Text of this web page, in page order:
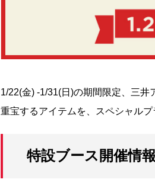
1/22(金) -1/31(日)の期間限定、三
重宝するアイテムを、スペシャルプ
特設ブース開催情報